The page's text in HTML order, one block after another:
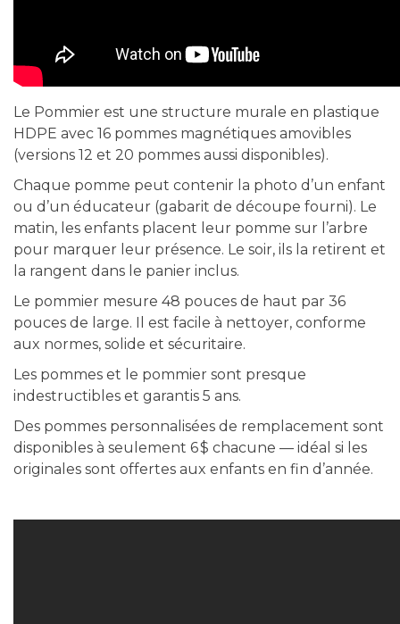
Le Pommier est une structure murale en plastique
HDPE avec 16 pommes magnétiques amovibles
(versions 12 et 20 pommes aussi disponibles).
Chaque pomme peut contenir la photo d’un enfant
ou d’un éducateur (gabarit de découpe fourni). Le
matin, les enfants placent leur pomme sur l’arbre
pour marquer leur présence. Le soir, ils la retirent et
la rangent dans le panier inclus.
Le pommier mesure 48 pouces de haut par 36
pouces de large. Il est facile à nettoyer, conforme
aux normes, solide et sécuritaire.
Les pommes et le pommier sont presque
indestructibles et garantis 5 ans.
Des pommes personnalisées de remplacement sont
disponibles à seulement 6 $ chacune — idéal si les
originales sont offertes aux enfants en fin d’année.